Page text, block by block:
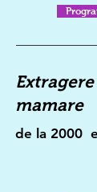
mamare
de la 2000